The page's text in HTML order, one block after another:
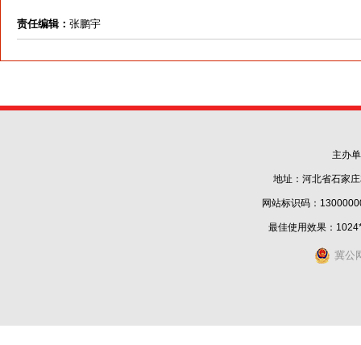
责任编辑： 张鹏宇
主办
地址：河北省石家
网站标识码：
最佳使用效果：
冀公